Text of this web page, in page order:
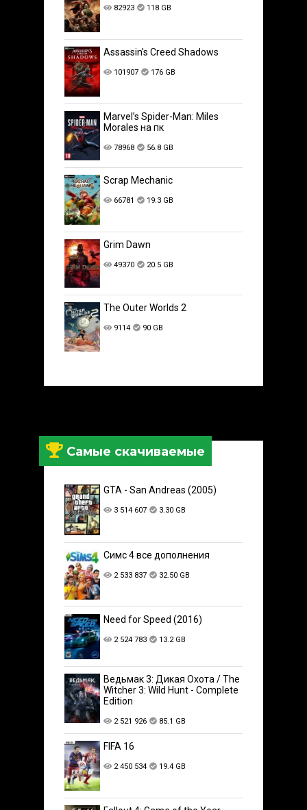
82923 118 GB
Assassin's Creed Shadows
101907 176 GB
Marvel’s Spider-Man: Miles
Morales на пк
78968 56.8 GB
Scrap Mechanic
66781 19.3 GB
Grim Dawn
49370 20.5 GB
The Outer Worlds 2
9114 90 GB
Самые скачиваемые
GTA - San Andreas (2005)
3 514 607 3.30 GB
Симс 4 все дополнения
2 533 837 32.50 GB
Need for Speed (2016)
2 524 783 13.2 GB
Ведьмак 3: Дикая Охота / The
Witcher 3: Wild Hunt - Complete
Edition
2 521 926 85.1 GB
FIFA 16
2 450 534 19.4 GB